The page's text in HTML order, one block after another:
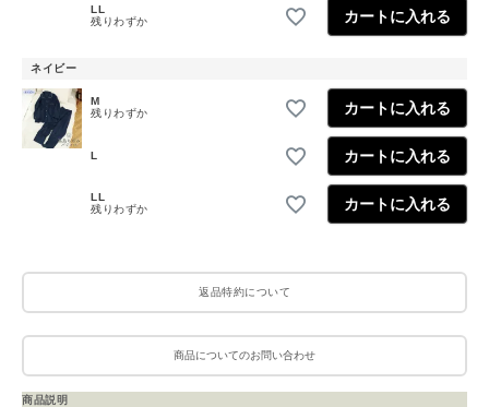
LL
残りわずか
カートに入れる
ネイビー
M
残りわずか
カートに入れる
L カートに入れる
LL
残りわずか
カートに入れる
返品特約について
商品についてのお問い合わせ
商品説明